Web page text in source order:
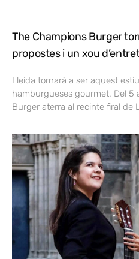
The Champions Burger
propostes i un xou
Lleida tornarà a ser aquest
hamburgueses gourmet. Del 5
Burger aterra al recinte firal de